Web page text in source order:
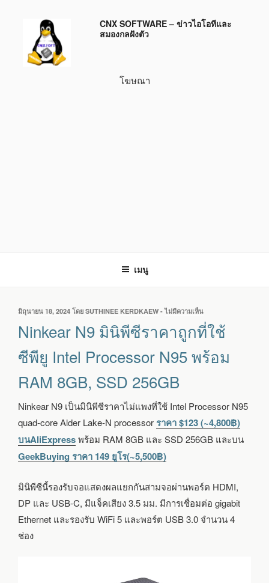
บทความ
CNX SOFTWARE – ข่าวไอโอทีและ
สมองกลฝังตัว
โฆษณา
เมนู
เขียน
ที่
มิถุนายน 18, 2024 โดย SUTHINEE KERDKAEW -ไม่มีความเห็น
NINKEAR
N9
นิ
ซีพียู
INTEL
RAM
SSD
256GB
Ninkear N9 มินิพีซีราคาถูกที่ใช้
ซีพียู Intel Processor N95 พร้อม
RAM 8GB, SSD 256GB
Ninkear N9 เป็นมินิพีซีราคาไม่แพงที่ใช้ Intel Processor N95
quad-core Alder Lake-N processorราคา $123 (~4,800฿)
บนAliExpressพร้อม RAM 8GB และ SSD 256GB และบน
GeekBuying ราคา 149 ยูโร(~5,500฿)
มินิพีซีนี้รองรับจอแสดงผลแยกกันสามจอผ่านพอร์ต HDMI,
DP และ USB-C, มีแจ็คเสียง 3.5 มม. มีการเชื่อมต่อ gigabit
Ethernet และรองรับ WiFi 5 และพอร์ต USB 3.0 จำนวน 4
ช่อง